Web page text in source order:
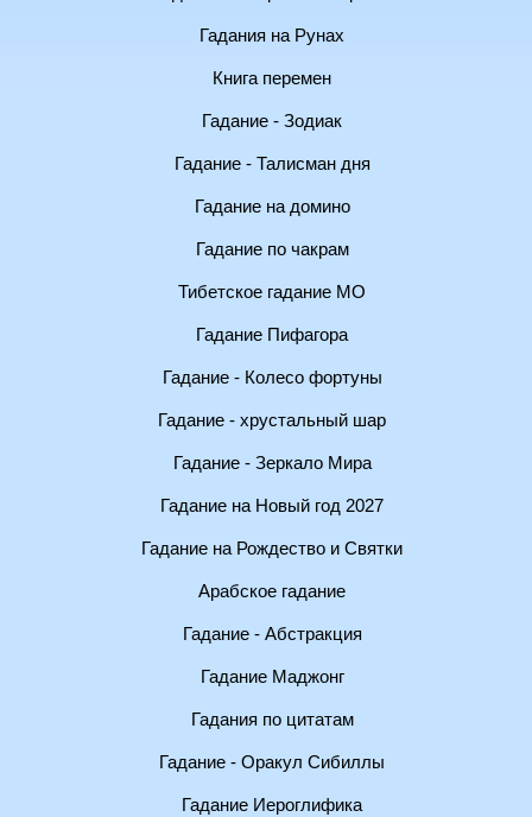
Гадания на Рунах
Книга перемен
Гадание - Зодиак
Гадание - Талисман дня
Гадание на домино
Гадание по чакрам
Тибетское гадание МО
Гадание Пифагора
Гадание - Колесо фортуны
Гадание - хрустальный шар
Гадание - Зеркало Мира
Гадание на Новый год 2027
Гадание на Рождество и Святки
Арабское гадание
Гадание - Абстракция
Гадание Маджонг
Гадания по цитатам
Гадание - Оракул Сибиллы
Гадание Иероглифика